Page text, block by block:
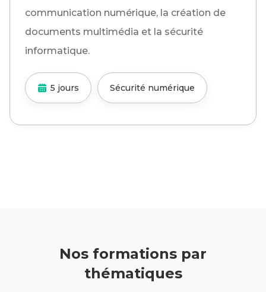
communication numérique, la création de
documents multimédia et la sécurité
informatique.
5 jours Sécurité numérique
Nos formations par
thématiques